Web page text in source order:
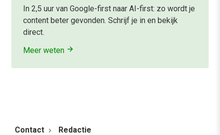
In 2,5 uur van Google-first naar AI-first: zo wordt je
content beter gevonden. Schrijf je in en bekijk
direct.
Meer weten
Contact Redactie